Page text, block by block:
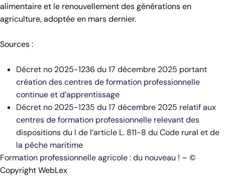
alimentaire et le renouvellement des générations en
agriculture, adoptée en mars dernier.
Sources :
Décret no 2025-1236 du 17 décembre 2025 portant
création des centres de formation professionnelle
continue et d’apprentissage
Décret no 2025-1235 du 17 décembre 2025 relatif aux
centres de formation professionnelle relevant des
dispositions du I de l’article L. 811-8 du Code rural et de
la pêche maritime
Formation professionnelle agricole : du nouveau ! – ©
Copyright WebLex